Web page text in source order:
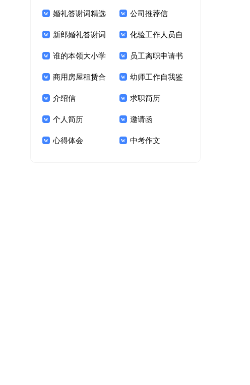
句
婚礼答谢词精选
15篇
公司推荐信
新郎婚礼答谢词
锦集十篇
化验工作人员自
我鉴定
谁的本领大小学
作文
员工离职申请书
商用房屋租赁合
同15篇
幼师工作自我鉴
定(15篇)
介绍信 求职简历
个人简历 邀请函
心得体会 中考作文